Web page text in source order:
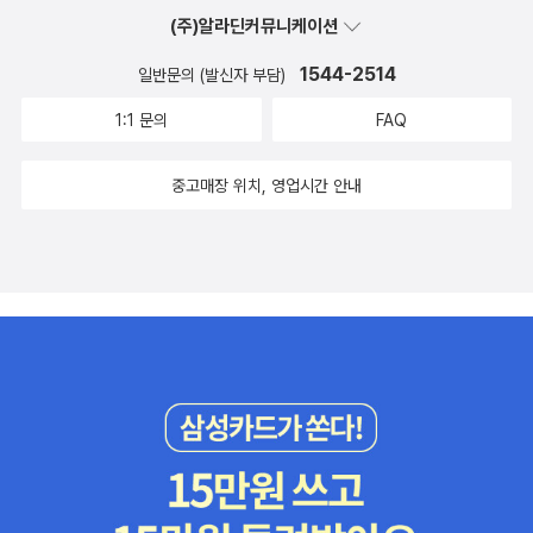
신 여자 중국사'가 나오면 세계사인지 여성사인지 중국사인지 중국
온다면 '학생들과 상의 없이 남성에 대해 서술했다'는 이유로 락카칠
정도는 감수해야 하지 않을까. 물론 그 대학은 이제 출판부도 없어진
에 들어온 물은 높은 지대의 수조(Castella)로 이르렀고, 저수지는
시 운영에서도 중요 과제였다. 로마인들은 그만큼 물과 밀접한 관계
종신직이었다. (첫 번째 쿠라토르 아쿠아룸은 마르쿠스 아그리파) 쿠
타고 자신의 군대를 데려와 푸블리우스 술피키우스 루푸스와 병력을
합쳤다. 그런 다음 로마 병사들이 아스쿨룸 피켄툼의 성벽을 완전히
포위하도록 배치했다. 이제 성벽 위에서 내려온 밧줄 하나도 감시망
을 벗어날 수 없었다. 그의 다음 작전은 도시의 식수원을 차단하는 것
독을 위해 구입한 가이드북입니다. 특히 『셰익스피어 깊이 읽기』 정
말 좋고요, 『셰익스피어의 책』 같은 경우는 찾아보니 리뷰가 없어 모
도록 하겠습니다.
에 대적하는 박쥐 이미지로 그려지는 원인이 된다. 로버트 해리스는
자Dictator》는 오는 10월, 영국에서 출간 예정이니 미리 구입해두시
갔다. 키케로의 저작과 더불어 사어인 라틴어 연구에 도움을 주었
코스 영웅전》은 플루타르코스가 선정한 영웅 50명 중 10명을 추려
내었다. 동서판은 완역이다. 90년대 로마사의 대중화를 몰고 온
주역.전 15권으로 로마의 기원부터 멸망을 다루고 있다. 시오노의 역
사관 때문에 주의해야 한다고 보는데(어느 역사서나 마찬가지) 그럼
(주)알라딘커뮤니케이션
일반문의 (발신자 부담) 1544-2514
1:1 문의 FAQ
중고매장 위치, 영업시간 안내